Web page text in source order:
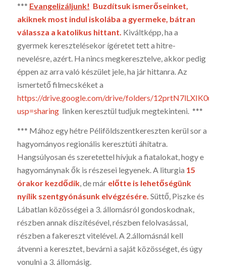
*** Evangelizáljunk! Buz­dítsuk ismerőseinket,
akiknek most indul iskolába a gyer­meke, bát­ran
válassza a katolikus hit­tant. Kiváltképp, ha a
gyermek kereszte­lésekor ígéretet tett a hitre-
nevelésre, azért. Ha nincs megkeresztelve, akkor pedig
éppen az arra való készület jele, ha jár hittanra. Az
ismerte­tő filmecskéket a
https://drive.google.com/drive/folders/
usp=sharinglinken keresztül tudjuk megtekinteni. ***
*** Mához egy hétre Péliföldszentkereszten kerül sor a
hagyományos regio­nális keresztúti áhítatra.
Hangsúlyosan és szeretettel hívjuk a fiatalokat, hogy e
hagyománynak ők is részesei legyenek. A li­turgia 15
órakor kezdő­dik, de már előtte is lehető­ségünk
nyílik szentgyónásunk el­végzésére. Süttő, Piszke és
Lábatlan közösségei a 3. állomásról gondoskodnak,
rész­ben annak díszítésével, részben felolvasással,
részben a fakereszt vitelé­vel. A 2.állomásnál kell
átvenni a keresztet, bevárni a saját közösséget, és úgy
vonulni a 3. állomásig.